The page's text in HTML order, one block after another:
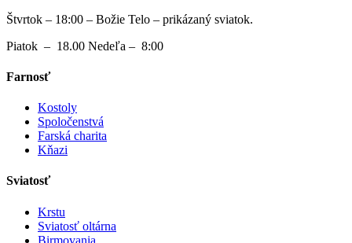
Štvrtok – 18:00 – Božie Telo – prikázaný sviatok.
Piatok – 18.00 Nedeľa – 8:00
Farnosť
Kostoly
Spoločenstvá
Farská charita
Kňazi
Sviatosť
Krstu
Sviatosť oltárna
Birmovania